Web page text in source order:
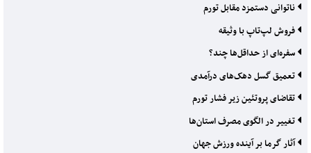
ناتوانی دستمزد مقابل تورم
فروش لپ‌تاپ با وثیقه
سفره‌ای از حداقل‌ها چند؟
تعمیق گسل دهک‌های درآمدی
تقاضای پروتئین زیر فشار تورم
تغییر در الگوی مصرف استان‌ها
آثار گرما بر آینده ورزش جهان